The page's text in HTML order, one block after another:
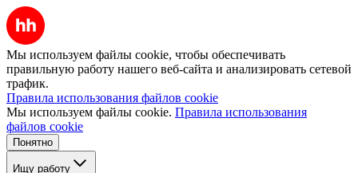
Мы используем файлы cookie, чтобы обеспечивать
правильную работу нашего веб-сайта и анализировать сетевой
трафик.
Правила использования файлов cookie
Мы используем файлы cookie. Правила использования
файлов cookie
Понятно
Ищу работу